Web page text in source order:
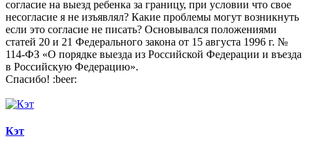
согласие на выезд ребенка за границу, при условии что свое
несогласие я не изъявлял? Какие проблемы могут возникнуть
если это согласие не писать? Основывался положениями
статей 20 и 21 Федерального закона от 15 августа 1996 г. №
114-ФЗ «О порядке выезда из Российской Федерации и въезда
в Российскую Федерацию».
Спасибо! :beer:
Кэт